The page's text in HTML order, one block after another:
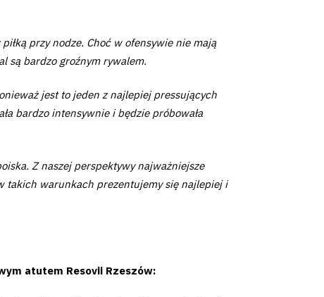
przy nodze. Choć w ofensywie nie mają
są bardzo groźnym rywalem.
jest to jeden z najlepiej pressujących
bardzo intensywnie i będzie próbowała
Z naszej perspektywy najważniejsze
takich warunkach prezentujemy się najlepiej i
atutem Resovii Rzeszów: